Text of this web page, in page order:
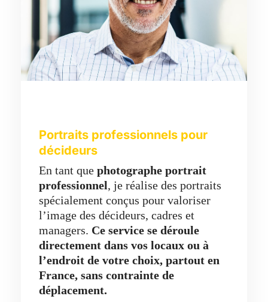
Portraits professionnels pour
décideurs
En tant que photographe portrait
professionnel, je réalise des portraits
spécialement conçus pour valoriser
l’image des décideurs, cadres et
managers. Ce service se déroule
directement dans vos locaux ou à
l’endroit de votre choix, partout en
France, sans contrainte de
déplacement.